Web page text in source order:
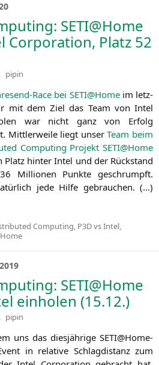
SETI@Home
Corporation, Platz 52
Verfasst
von
pipin
Race bei SETI@Homeim letz­
mit dem Ziel das Team von Intel
war nicht ganz von Erfolg
Mitt­ler­wei­le liegt unserTeam beim
Com­pu­ting Pro­jekt SETI@Home
hin­ter Intel und der Rück­stand
Mil­lio­nen Punk­te geschrumpft.
jede Hil­fe gebrau­chen. (…)
Computing P3D vs Intel
SETI@Home
einholen (15.12.)
Verfasst
von
pipin
uns das dies­jäh­ri­ge SETI@Home-
in rela­ti­ve Schlag­di­stanz zum